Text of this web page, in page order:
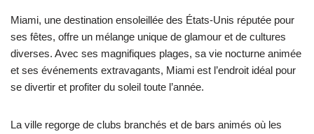
Miami, une destination ensoleillée des États-Unis réputée pour
ses fêtes, offre un mélange unique de glamour et de cultures
diverses. Avec ses magnifiques plages, sa vie nocturne animée
et ses événements extravagants, Miami est l’endroit idéal pour
se divertir et profiter du soleil toute l’année.
La ville regorge de clubs branchés et de bars animés où les